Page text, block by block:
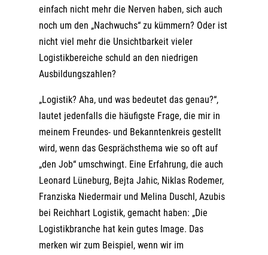
einfach nicht mehr die Nerven haben, sich auch
noch um den „Nachwuchs“ zu kümmern? Oder ist
nicht viel mehr die Unsichtbarkeit vieler
Logistikbereiche schuld an den niedrigen
Ausbildungszahlen?
„Logistik? Aha, und was bedeutet das genau?“,
lautet jedenfalls die häufigste Frage, die mir in
meinem Freundes- und Bekanntenkreis gestellt
wird, wenn das Gesprächsthema wie so oft auf
„den Job“ umschwingt. Eine Erfahrung, die auch
Leonard Lüneburg, Bejta Jahic, Niklas Rodemer,
Franziska Niedermair und Melina Duschl, Azubis
bei Reichhart Logistik, gemacht haben: „Die
Logistikbranche hat kein gutes Image. Das
merken wir zum Beispiel, wenn wir im